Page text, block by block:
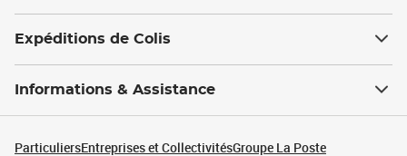
Expéditions de Colis
Informations & Assistance
ParticuliersEntreprises et CollectivitésGroupe La Poste